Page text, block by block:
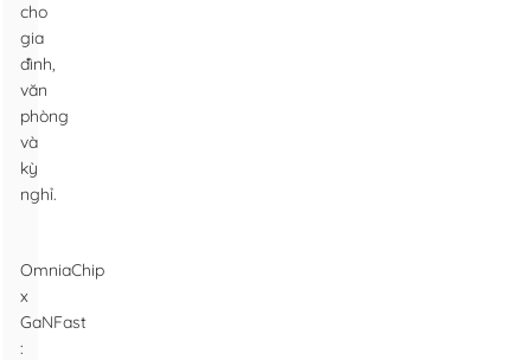
cho
gia
đình,
văn
phòng
và
kỳ
nghỉ.
OmniaChip
x
GaNFast
: